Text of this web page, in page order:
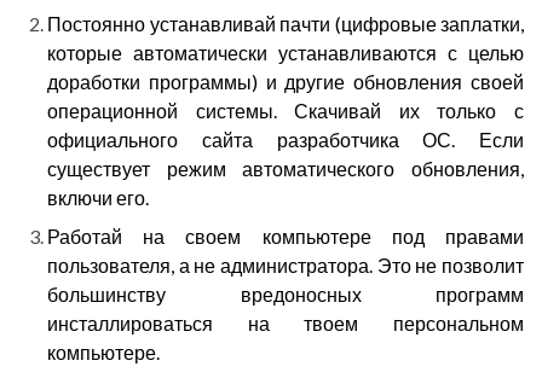
Постоянно устанавливай пачти (цифровые заплатки,
которые автоматически устанавливаются с целью
доработки программы) и другие обновления своей
операционной системы. Скачивай их только с
официального сайта разработчика ОС. Если
существует режим автоматического обновления,
включи его.
Работай на своем компьютере под правами
пользователя, а не администратора. Это не позволит
большинству вредоносных программ
инсталлироваться на твоем персональном
компьютере.